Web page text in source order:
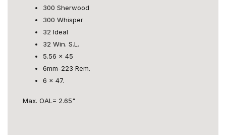
300 Sherwood
300 Whisper
32 Ideal
32 Win. S.L.
5.56 x 45
6mm-223 Rem.
6 x 47.
Max. OAL= 2.65"